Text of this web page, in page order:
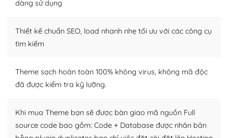
Dễ dàng tùy chỉnh trên WordPress
– Sở hữu một cộng đồng lớn, sẵn sàng hỗ trợ
người cuồng tín WordPress.
kiếm những cộng đồng WordPress, họ sẽ giúp bạn trả
lời, giải đáp vấn đề của bạn.
dàng sử dụng
Thiết kế chuẩn SEO, load nhanh nhẹ tối ưu với các công cụ
tìm kiếm
Theme sạch hoàn toàn 100% không virus, không mã độc
đã được kiểm tra kỹ lưỡng.
Khi mua Theme bạn sẽ được bàn giao mã nguồn Full
source code bao gồm: Code + Database được nhân bản